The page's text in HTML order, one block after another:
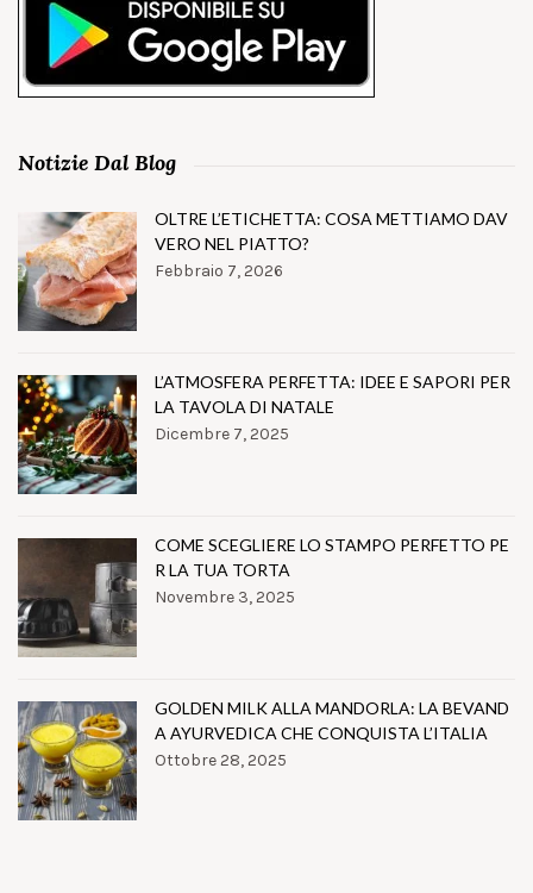
Notizie Dal Blog
OLTRE L’ETICHETTA: COSA METTIAMO DAV
VERO NEL PIATTO?
Febbraio 7, 2026
L’ATMOSFERA PERFETTA: IDEE E SAPORI PER
LA TAVOLA DI NATALE
Dicembre 7, 2025
COME SCEGLIERE LO STAMPO PERFETTO PE
R LA TUA TORTA
Novembre 3, 2025
GOLDEN MILK ALLA MANDORLA: LA BEVAND
A AYURVEDICA CHE CONQUISTA L’ITALIA
Ottobre 28, 2025